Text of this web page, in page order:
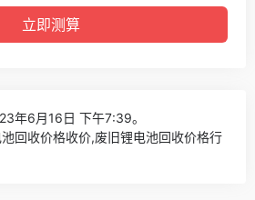
年6月16日 下午7:39。
回收价格收价,废旧锂电池回收价格行